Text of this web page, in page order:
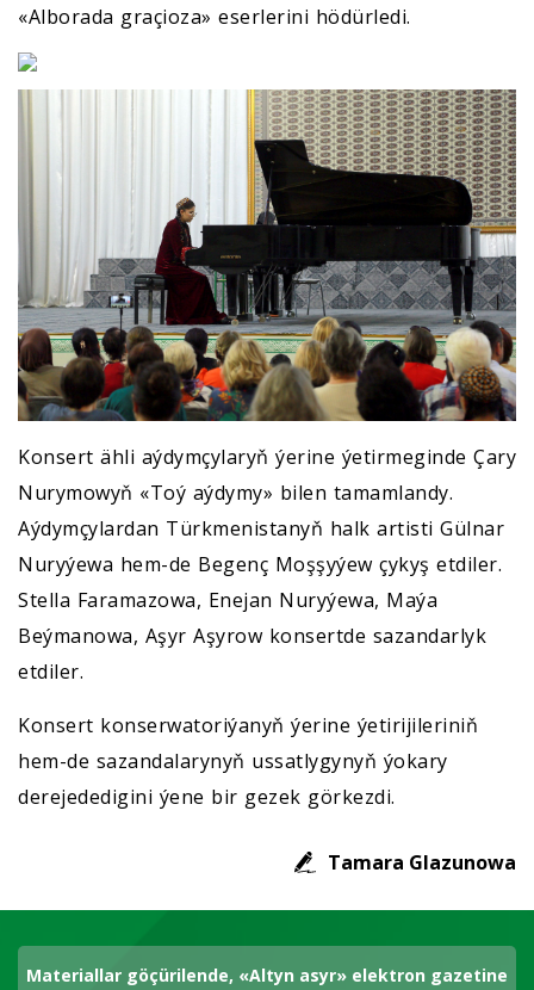
«Alborada graçioza» eserlerini hödürledi.
Konsert ähli aýdymçylaryň ýerine ýetirmeginde Çary
Nurymowyň «Toý aýdymy» bilen tamamlandy.
Aýdymçylardan Türkmenistanyň halk artisti Gülnar
Nuryýewa hem-de Begenç Moşşyýew çykyş etdiler.
Stella Faramazowa, Enejan Nuryýewa, Maýa
Beýmanowa, Aşyr Aşyrow konsertde sazandarlyk
etdiler.
Konsert konserwatoriýanyň ýerine ýetirijileriniň
hem-de sazandalarynyň ussatlygynyň ýokary
derejededigini ýene bir gezek görkezdi.
Tamara Glazunowa
Materiallar göçürilende, «Altyn asyr» elektron gazetine